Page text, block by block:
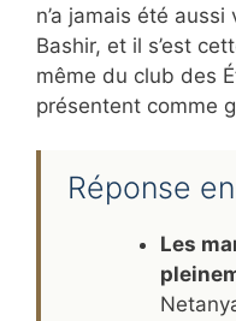
n’a jamais été
Bashir, et il s’est
même du club des
présentent comme
Réponse
Les